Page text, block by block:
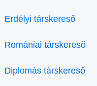
Erdélyi társkereső
Romániai társkereső
Diplomás társkereső